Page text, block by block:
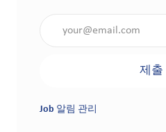
제출
Job 알림 관리